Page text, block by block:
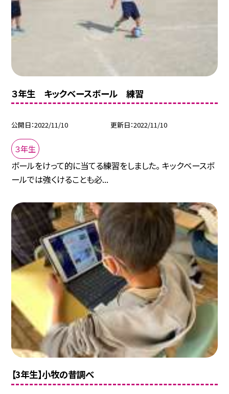
３年生 キックベースボール 練習
公開日 2022/11/10 更新日 2022/11/10
３年生
ボールをけって的に当てる練習をしました。 キックベースボ
ールでは強くけることも必...
【3年生】小牧の昔調べ